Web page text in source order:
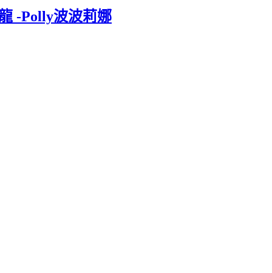
-Polly波波莉娜